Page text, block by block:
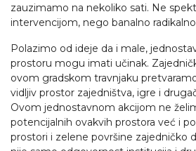
zauzimamo na nekoliko sati. Ne
intervencijom, nego banalno
Polazimo od ideje da i male,
prostoru mogu imati učinak.
ovom gradskom travnjaku
vidljiv prostor zajedništva, igre i
Ovom jednostavnom akcijom ne
potencijalnih ovakvih prostora već i
prostori i zelene površine zajedničko